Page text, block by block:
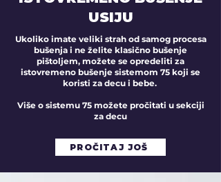
USIJU
Ukoliko imate veliki strah od samog procesa
bušenja i ne želite klasično bušenje
pištoljem, možete se opredeliti za
istovremeno bušenje sistemom 75 koji se
koristi za decu i bebe.
Više o sistemu 75 možete pročitati u sekciji
za decu
PROČITAJ JOŠ